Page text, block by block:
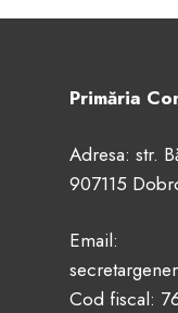
Primăria
Adresa: str.
907115
Email:
Cod fiscal: